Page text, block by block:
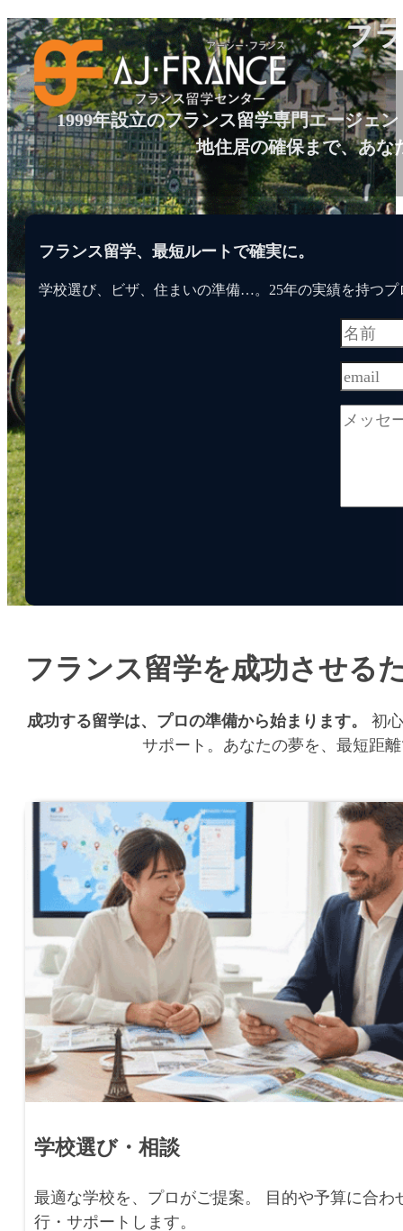
フ
1999年設立のフランス留学専門エージェ
地住居の確保まで、あな
フランス留学、最短ルートで確実に。
学校選び、ビザ、住まいの準備…。25年の実績を持つ
フランス留学を成功させる
成功する留学は、プロの準備から始まります。
初
サポート。あなたの夢を、最短距
学校選び・相談
最適な学校を、プロがご提案。 目的や予算に合
行・サポートします。